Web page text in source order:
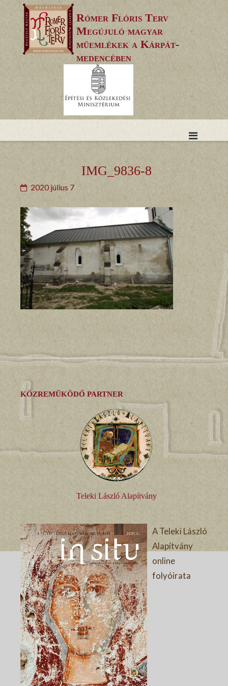
to
content
Rómer Flóris Terv
Megújuló magyar
műemlékek a Kárpát-
medencében
IMG_9836-8
2020 július 7
KÖZREMŰKÖDŐ PARTNER
Teleki László Alapítvány
A Teleki László
Alapítvány
online
folyóirata